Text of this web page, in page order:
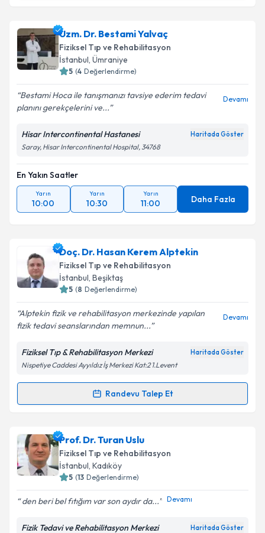
takvim hazırlandığında e-posta ile bilgilendireceğiz.
E-posta Adresiniz
Kişisel verilerimin işlenmesine ilişkin
kapsamda işlenmesini kabul ediyorum.
Uzm. Dr. Bestami Yalvaç
Fiziksel Tıp ve Rehabilitasyon
İstanbul, Ümraniye
5 (4 Değerlendirme)
Bestami Hoca ile tanışmanızı tavsiye ederim tedavi
planını gerekçelerini ve...
Devamı
Hisar Intercontinental Hastanesi Haritada Göster
Saray, Hisar Intercontinental Hospital, 34768
En Yakın Saatler
Yarın
10:00
Yarın
10:30
Yarın
11:00 Daha Fazla
Doç. Dr. Hasan Kerem Alptekin
Fiziksel Tıp ve Rehabilitasyon
İstanbul, Beşiktaş
5 (8 Değerlendirme)
Alptekin fizik ve rehabilitasyon merkezinde yapılan
fizik tedavi seanslarından memnun...
Devamı
Fiziksel Tıp & Rehabilitasyon Merkezi Haritada Göster
Nispetiye Caddesi Ayyıldız İş Merkezi Kat:2 1.Levent
Randevu Talep Et
Randevu Takvimi Talebi
Doç. Dr. Hasan Kerem Alptekin
talebi oluşturun. Size bu uzmandan randevu almanız
için bir takvim hazırlandığında e-posta ile
bilgilendireceğiz.
E-posta Adresiniz
Prof. Dr. Turan Uslu
Fiziksel Tıp ve Rehabilitasyon
İstanbul, Kadıköy
5 (13 Değerlendirme)
den beri bel fıtığım var son aydır da... Devamı
Fizik Tedavi ve Rehabilitasyon Merkezi Haritada Göster